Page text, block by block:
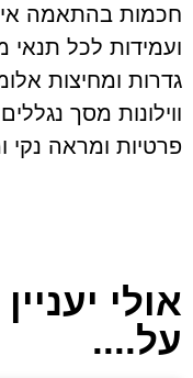
חכמות בהתאמה
ועמידות לכל תנאי
גדרות ומחיצות
ווילונות מסך
פרטיות ומראה נקי
אולי
על....